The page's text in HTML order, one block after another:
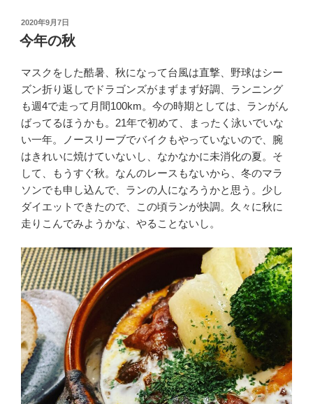
投
稿
日:
2020年9月7日
今年の秋
マスクをした酷暑、秋になって台風は直撃、野球はシー
ズン折り返しでドラゴンズがまずまず好調、ランニング
も週4で走って月間100km。今の時期としては、ランがん
ばってるほうかも。21年で初めて、まったく泳いでいな
い一年。ノースリーブでバイクもやっていないので、腕
はきれいに焼けていないし、なかなかに未消化の夏。そ
して、もうすぐ秋。なんのレースもないから、冬のマラ
ソンでも申し込んで、ランの人になろうかと思う。少し
ダイエットできたので、この頃ランが快調。久々に秋に
走りこんでみようかな、やることないし。